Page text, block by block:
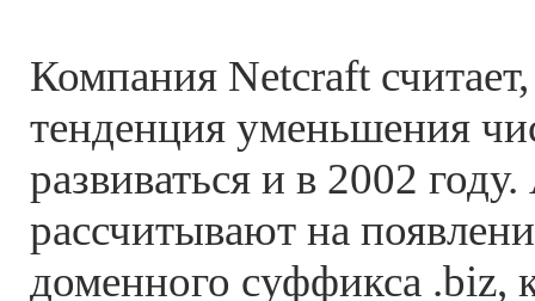
Компания Netcraft
тенденция уменьшения
развиваться и в 2002
рассчитывают на
доменного суффикса .biz,